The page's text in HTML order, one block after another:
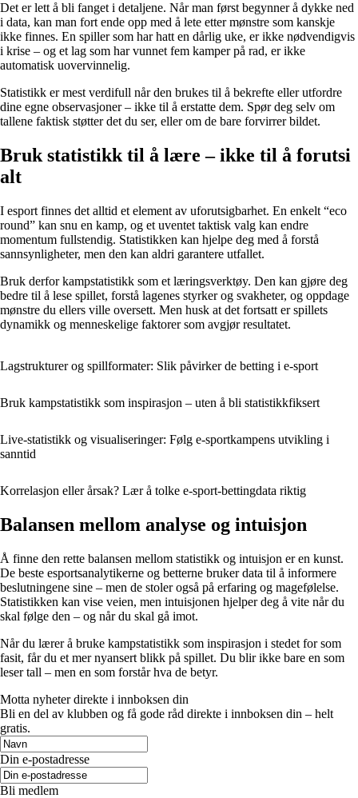
Det er lett å bli fanget i detaljene. Når man først begynner å dykke ned
i data, kan man fort ende opp med å lete etter mønstre som kanskje
ikke finnes. En spiller som har hatt en dårlig uke, er ikke nødvendigvis
i krise – og et lag som har vunnet fem kamper på rad, er ikke
automatisk uovervinnelig.
Statistikk er mest verdifull når den brukes til å bekrefte eller utfordre
dine egne observasjoner – ikke til å erstatte dem. Spør deg selv om
tallene faktisk støtter det du ser, eller om de bare forvirrer bildet.
Bruk statistikk til å lære – ikke til å forutsi
alt
I esport finnes det alltid et element av uforutsigbarhet. En enkelt “eco
round” kan snu en kamp, og et uventet taktisk valg kan endre
momentum fullstendig. Statistikken kan hjelpe deg med å forstå
sannsynligheter, men den kan aldri garantere utfallet.
Bruk derfor kampstatistikk som et læringsverktøy. Den kan gjøre deg
bedre til å lese spillet, forstå lagenes styrker og svakheter, og oppdage
mønstre du ellers ville oversett. Men husk at det fortsatt er spillets
dynamikk og menneskelige faktorer som avgjør resultatet.
Lagstrukturer og spillformater: Slik påvirker de betting i e-sport
Bruk kampstatistikk som inspirasjon – uten å bli statistikkfiksert
Live-statistikk og visualiseringer: Følg e-sportkampens utvikling i
sanntid
Korrelasjon eller årsak? Lær å tolke e‑sport‑bettingdata riktig
Balansen mellom analyse og intuisjon
Å finne den rette balansen mellom statistikk og intuisjon er en kunst.
De beste esportsanalytikerne og betterne bruker data til å informere
beslutningene sine – men de stoler også på erfaring og magefølelse.
Statistikken kan vise veien, men intuisjonen hjelper deg å vite når du
skal følge den – og når du skal gå imot.
Når du lærer å bruke kampstatistikk som inspirasjon i stedet for som
fasit, får du et mer nyansert blikk på spillet. Du blir ikke bare en som
leser tall – men en som forstår hva de betyr.
Motta nyheter direkte i innboksen din
Bli en del av klubben og få gode råd direkte i innboksen din – helt
gratis.
Din e-postadresse
Bli medlem